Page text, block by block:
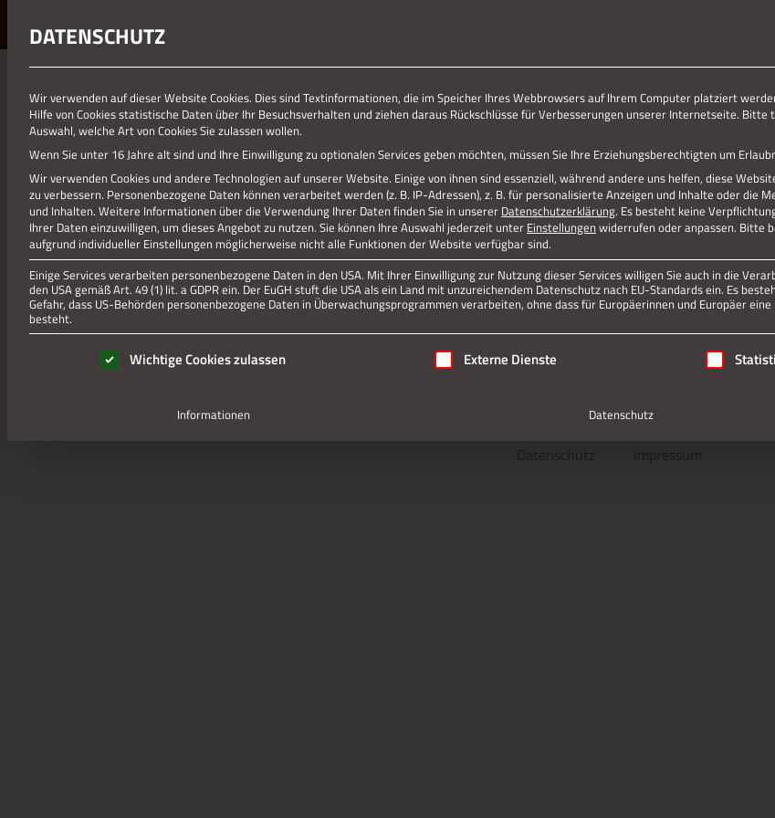
01.01.1970
MUSEUMSNACHT
Datenschutz Impressum
DATENSCHUTZ
Wir verwenden auf dieser Website Cookies. Dies sind Textinformationen, die im Speicher Ihres Webbrowsers auf Ihrem Computer platziert
Hilfe von Cookies statistische Daten über Ihr Besuchsverhalten und ziehen daraus Rückschlüsse für Verbesserungen unserer Internetseite. Bitte
Auswahl, welche Art von Cookies Sie zulassen wollen.
Wenn Sie unter 16 Jahre alt sind und Ihre Einwilligung zu optionalen Services geben möchten, müssen Sie Ihre Erziehungsberechtigten um
Wir verwenden Cookies und andere Technologien auf unserer Website. Einige von ihnen sind essenziell, während andere uns helfen, diese
zu verbessern. Personenbezogene Daten können verarbeitet werden (z. B. IP-Adressen), z. B. für personalisierte Anzeigen und Inhalte oder die
und Inhalten. Weitere Informationen über die Verwendung Ihrer Daten finden Sie in unserer Datenschutzerklärung. Es besteht keine
Ihrer Daten einzuwilligen, um dieses Angebot zu nutzen. Sie können Ihre Auswahl jederzeit unter Einstellungen widerrufen oder anpassen. Bitte
aufgrund individueller Einstellungen möglicherweise nicht alle Funktionen der Website verfügbar sind.
Einige Services verarbeiten personenbezogene Daten in den USA. Mit Ihrer Einwilligung zur Nutzung dieser Services willigen Sie auch in die
den USA gemäß Art. 49 (1) lit. a GDPR ein. Der EuGH stuft die USA als ein Land mit unzureichendem Datenschutz nach EU-Standards ein. Es
Gefahr, dass US-Behörden personenbezogene Daten in Überwachungsprogrammen verarbeiten, ohne dass für Europäerinnen und Europäer
besteht.
Es folgt eine Liste der Service-Gruppen, für die eine Einwilligung erteilt werden kann. Die erste Service-Gruppe ist
Wichtige Cookies zulassen Externe Dienste
Informationen Datenschutz